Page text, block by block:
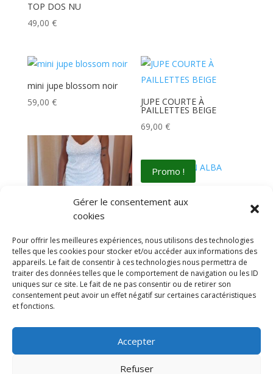
Gérer le consentement aux
cookies
Pour offrir les meilleures expériences, nous utilisons des technologies
telles que les cookies pour stocker et/ou accéder aux informations des
appareils. Le fait de consentir à ces technologies nous permettra de
traiter des données telles que le comportement de navigation ou les ID
uniques sur ce site. Le fait de ne pas consentir ou de retirer son
consentement peut avoir un effet négatif sur certaines caractéristiques
et fonctions.
Accepter
Refuser
TOP DOS NU
49,00 €
mini jupe blossom noir
59,00 € JUPE COURTE À
PAILLETTES BEIGE
69,00€
Robe courte à paillettes
blanches
69,00€
Promo !
0,00€ – 109,00
prix :
0,00 €
à
109,00 €
← 1 2